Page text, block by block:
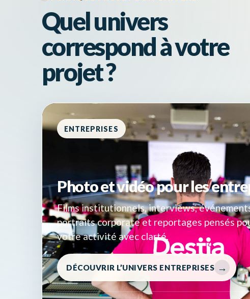
Quel univers
correspond à votre
projet ?
ENTREPRISES
Photo et vidéo pour les
Films institutionnels, interviews,
portraits corporate et reportages pensés
votre activité avec clarté.
DÉCOUVRIR L’UNIVERS ENTREPRISES